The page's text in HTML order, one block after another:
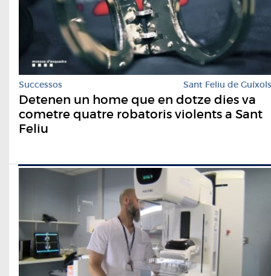
Successos Sant Feliu de Guíxols
Detenen un home que en dotze dies va
cometre quatre robatoris violents a Sant
Feliu